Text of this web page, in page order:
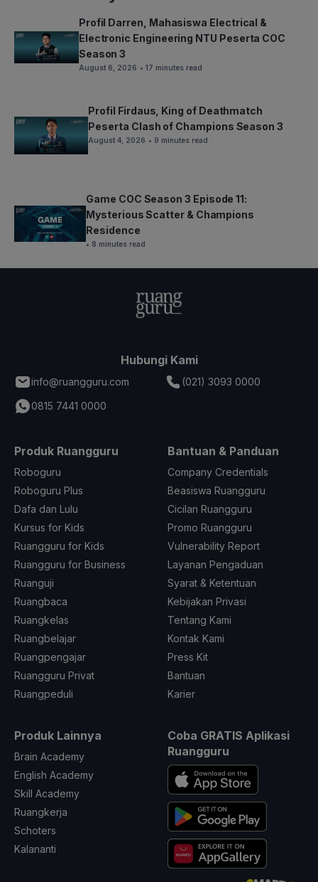
Profil Darren, Mahasiswa Electrical &
Electronic Engineering NTU Peserta COC
Season 3
August 6, 2026 • 17 minutes read
Profil Firdaus, King of Deathmatch
Peserta Clash of Champions Season 3
August 4, 2026 • 9 minutes read
Game COC Season 3 Episode 11:
Mysterious Scatter & Champions
Residence
• 8 minutes read
Hubungi Kami
info@ruangguru.com
(021) 3093 0000
0815 7441 0000
Produk Ruangguru
Roboguru
Roboguru Plus
Dafa dan Lulu
Kursus for Kids
Ruangguru for Kids
Ruangguru for Business
Ruanguji
Ruangbaca
Ruangkelas
Ruangbelajar
Ruangpengajar
Ruangguru Privat
Ruangpeduli
Bantuan & Panduan
Company Credentials
Beasiswa Ruangguru
Cicilan Ruangguru
Promo Ruangguru
Vulnerability Report
Layanan Pengaduan
Syarat & Ketentuan
Kebijakan Privasi
Tentang Kami
Kontak Kami
Press Kit
Bantuan
Karier
Produk Lainnya
Brain Academy
English Academy
Skill Academy
Ruangkerja
Schoters
Kalananti
Coba GRATIS Aplikasi
Ruangguru